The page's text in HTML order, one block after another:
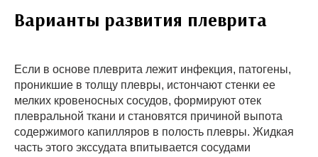
Варианты развития плеврита
Если в основе плеврита лежит инфекция, патогены,
проникшие в толщу плевры, истончают стенки ее
мелких кровеносных сосудов, формируют отек
плевральной ткани и становятся причиной выпота
содержимого капилляров в полость плевры. Жидкая
часть этого экссудата впитывается сосудами